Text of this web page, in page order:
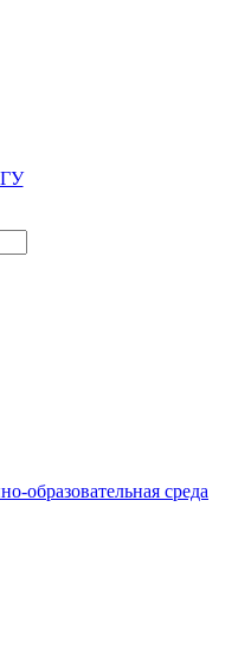
образовательная среда